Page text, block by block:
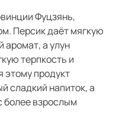
Фуцзянь,
Персик даёт мягкую
аромат, а улун
терпкость и
этому продукт
сладкий напиток, а
более взрослым